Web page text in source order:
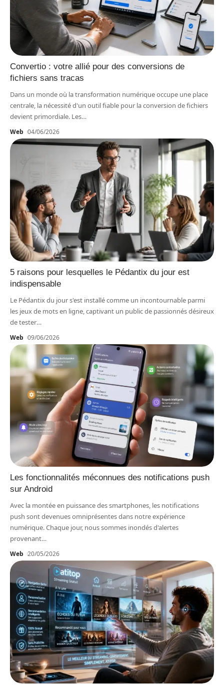
Convertio : votre allié pour des conversions de
fichiers sans tracas
Dans un monde où la transformation numérique occupe une place
centrale, la nécessité d'un outil fiable pour la conversion de fichiers
devient primordiale. Les…
Web 04/06/2026
5 raisons pour lesquelles le Pédantix du jour est
indispensable
Le Pédantix du jour s'est installé comme un incontournable parmi
les jeux de mots en ligne, captivant un public de passionnés désireux
de tester…
Web 09/06/2026
Les fonctionnalités méconnues des notifications push
sur Android
Avec la montée en puissance des smartphones, les notifications
push sont devenues omniprésentes dans notre expérience
numérique. Chaque jour, nous sommes inondés d'alertes
provenant…
Web 20/05/2026